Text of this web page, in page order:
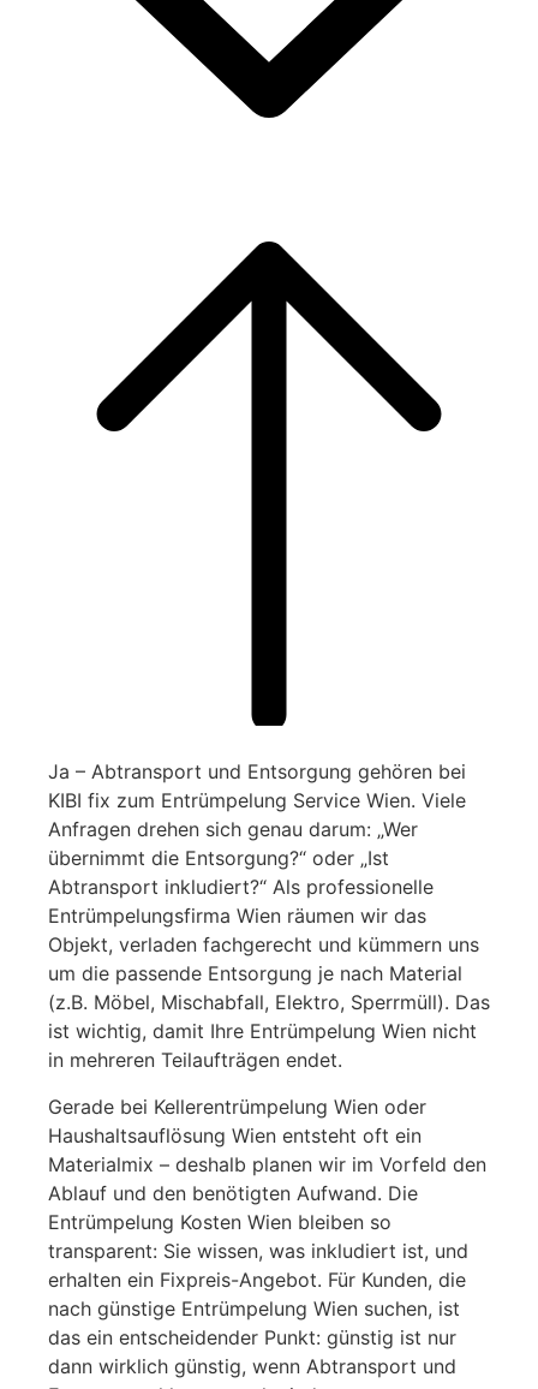
Ja – Abtransport und Entsorgung gehören bei
KIBI fix zum Entrümpelung Service Wien. Viele
Anfragen drehen sich genau darum: „Wer
übernimmt die Entsorgung?“ oder „Ist
Abtransport inkludiert?“ Als professionelle
Entrümpelungsfirma Wien räumen wir das
Objekt, verladen fachgerecht und kümmern uns
um die passende Entsorgung je nach Material
(z.B. Möbel, Mischabfall, Elektro, Sperrmüll). Das
ist wichtig, damit Ihre Entrümpelung Wien nicht
in mehreren Teilaufträgen endet.
Gerade bei Kellerentrümpelung Wien oder
Haushaltsauflösung Wien entsteht oft ein
Materialmix – deshalb planen wir im Vorfeld den
Ablauf und den benötigten Aufwand. Die
Entrümpelung Kosten Wien bleiben so
transparent: Sie wissen, was inkludiert ist, und
erhalten ein Fixpreis-Angebot. Für Kunden, die
nach günstige Entrümpelung Wien suchen, ist
das ein entscheidender Punkt: günstig ist nur
dann wirklich günstig, wenn Abtransport und